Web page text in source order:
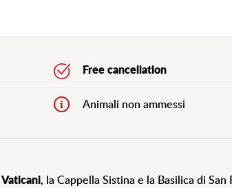
Free cancellation
Animali non ammessi
, la Cappella Sistina e la Basilica di San